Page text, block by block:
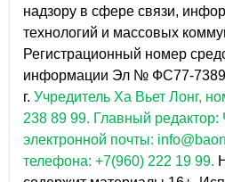
надзору в сфере связи,
технологий и массовых
Регистрационный номер
информации Эл № ФС77-
г. Учредитель Ха Вьет Лонг,
238 89 99. Главный
электронной почты:
телефона: +7(960) 222 19 99.